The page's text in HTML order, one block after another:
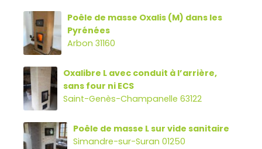
Poêle de masse Oxalis (M) dans les
Pyrénées
Arbon 31160
Oxalibre L avec conduit à l’arrière,
sans four ni ECS
Saint-Genès-Champanelle 63122
Poêle de masse L sur vide sanitaire
Simandre-sur-Suran 01250